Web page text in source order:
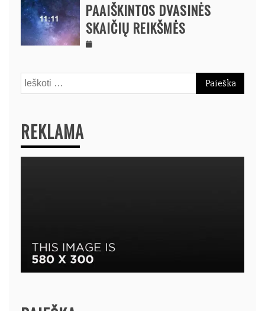
PAAIŠKINTOS DVASINĖS
SKAIČIŲ REIKŠMĖS
Ieškoti:
REKLAMA